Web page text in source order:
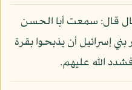
قال: سمعت أبا الحسن
بني إسرائيل أن يذبحوا بقرة
الله عليهم.